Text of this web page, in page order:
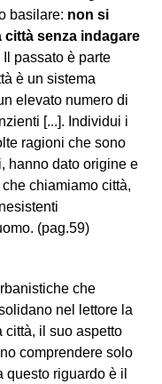
basilare: non si
senza indagare
Il passato è parte
è un sistema
elevato numero di
[...]. Individui i
ragioni che sono
hanno dato origine e
chiamiamo città,
(pag.59)
che
nel lettore la
città, il suo aspetto
comprendere solo
questo riguardo è il